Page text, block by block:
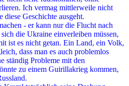
Ich vermag mittlerweile nicht
Geschichte ausgeht.
- er kann nur die Flucht nach
die Ukraine einverleiben müssen,
ist es nicht getan. Ein Land, ein Volk,
dass man es auch problemlos
ständig Probleme mit den
zu einem Guirillakrieg kommen,